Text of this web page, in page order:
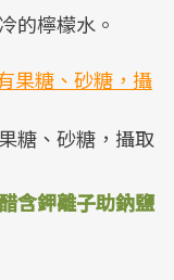
的檸檬水。
糖、砂糖，攝取
含鉀離子助鈉鹽